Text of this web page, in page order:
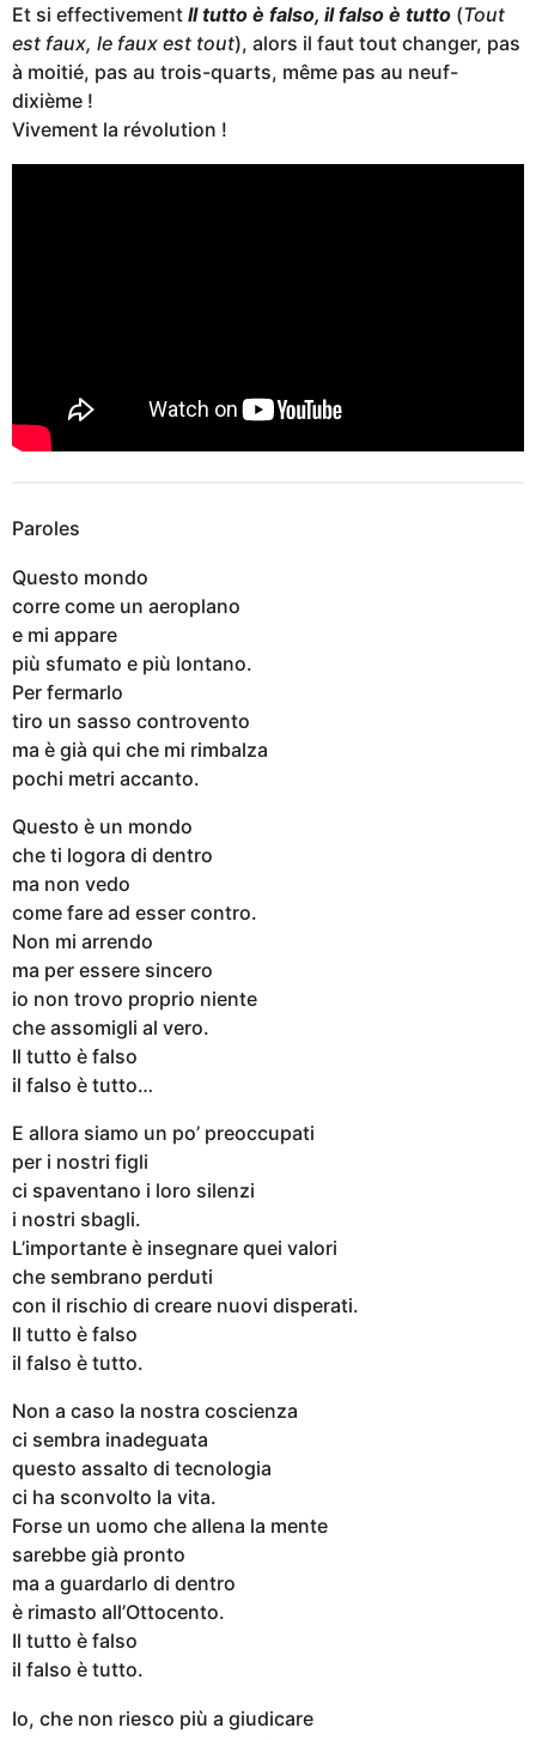
Et si effectivement Il tutto è falso, il falso è tutto (Tout
est faux, le faux est tout), alors il faut tout changer, pas
à moitié, pas au trois-quarts, même pas au neuf-
dixième !
Vivement la révolution !
Paroles
Questo mondo
corre come un aeroplano
e mi appare
più sfumato e più lontano.
Per fermarlo
tiro un sasso controvento
ma è già qui che mi rimbalza
pochi metri accanto.
Questo è un mondo
che ti logora di dentro
ma non vedo
come fare ad esser contro.
Non mi arrendo
ma per essere sincero
io non trovo proprio niente
che assomigli al vero.
Il tutto è falso
il falso è tutto…
E allora siamo un po’ preoccupati
per i nostri figli
ci spaventano i loro silenzi
i nostri sbagli.
L’importante è insegnare quei valori
che sembrano perduti
con il rischio di creare nuovi disperati.
Il tutto è falso
il falso è tutto.
Non a caso la nostra coscienza
ci sembra inadeguata
questo assalto di tecnologia
ci ha sconvolto la vita.
Forse un uomo che allena la mente
sarebbe già pronto
ma a guardarlo di dentro
è rimasto all’Ottocento.
Il tutto è falso
il falso è tutto.
Io, che non riesco più a giudicare